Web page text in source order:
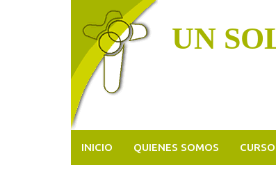
UN
INICIO QUIENES SOMOS